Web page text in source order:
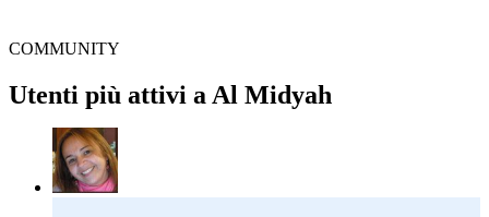
COMMUNITY
Utenti più attivi a Al Midyah